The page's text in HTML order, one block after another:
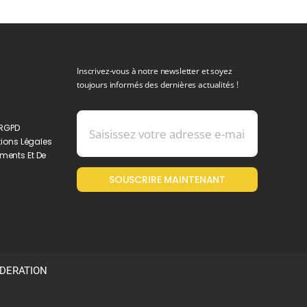
Légales
Et De
Inscrivez-vous à notre newsletter et soyez
toujours informés des dernières actualités !
SOUSCRIRE MAINTENANT